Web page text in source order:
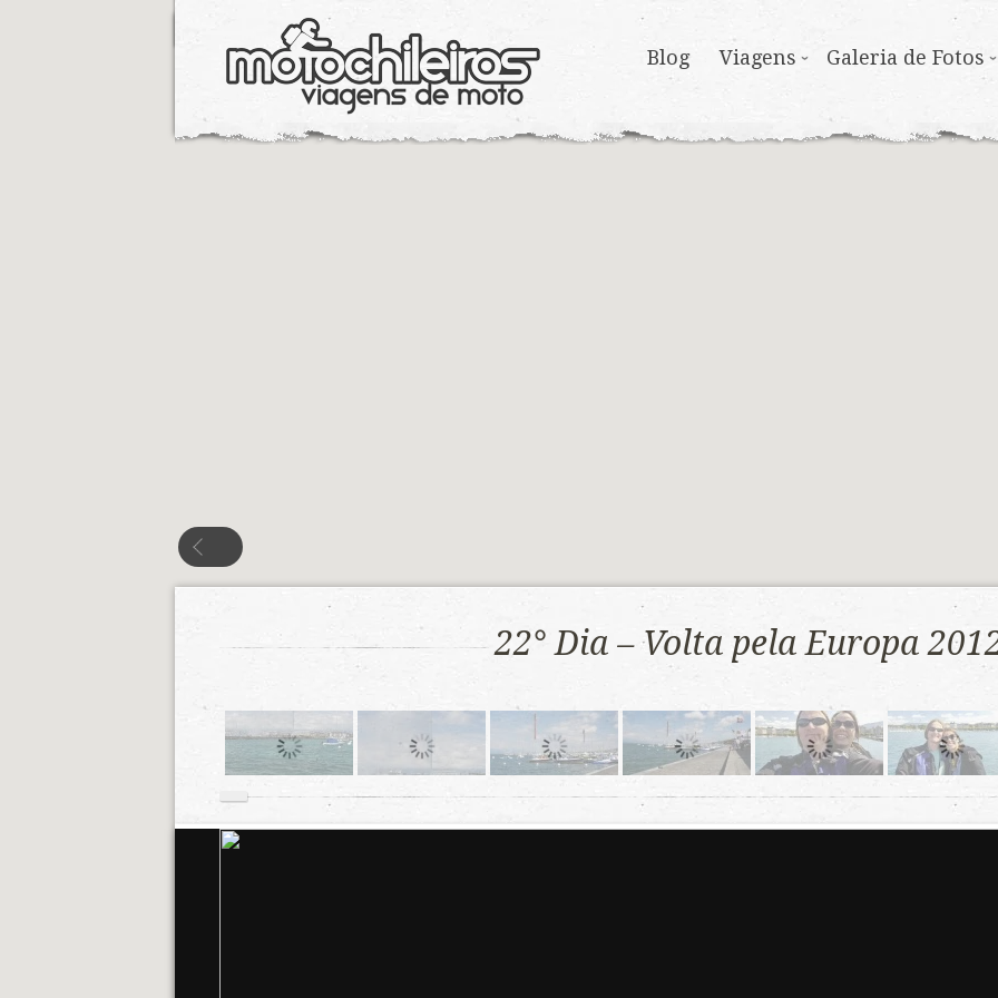
Blog Viagens Galeria de Fotos
22° Dia – Volta pela Europa